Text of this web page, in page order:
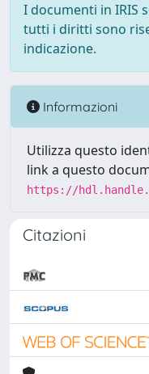
I documenti in IRIS
tutti i diritti sono
indicazione.
Informazioni
Utilizza questo
link a questo
https://
Citazioni